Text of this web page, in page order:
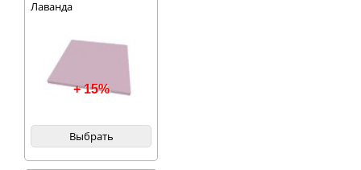
Лаванда
+ 15%
Выбрать